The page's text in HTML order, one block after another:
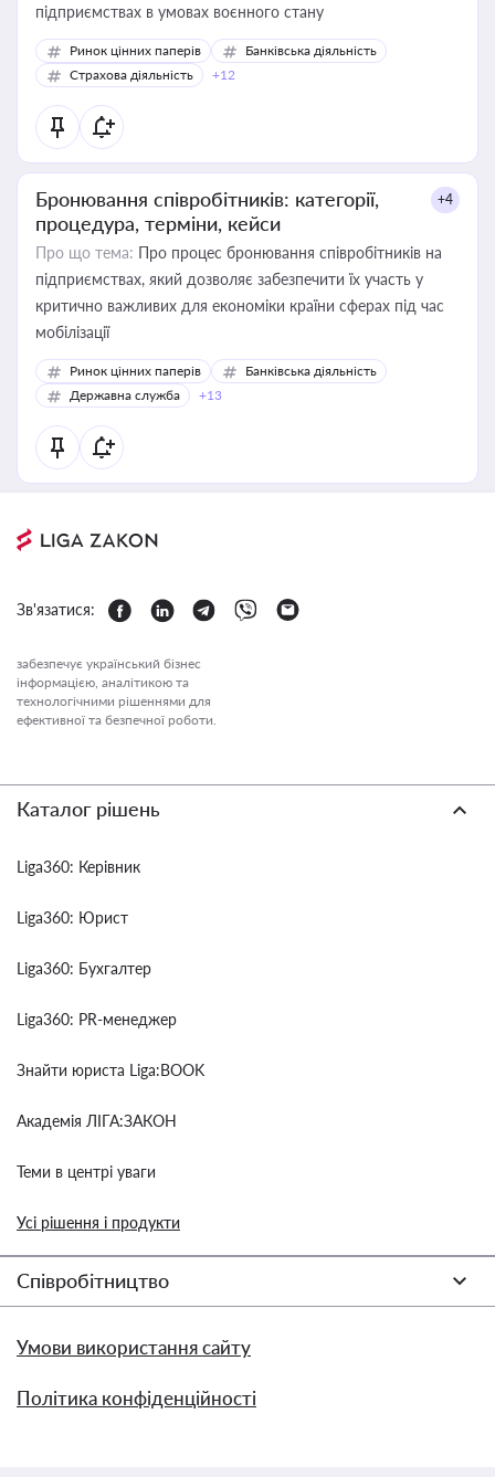
підприємствах в умовах воєнного стану
Ринок цінних паперів
Банківська діяльність
Страхова діяльність
+12
Бронювання співробітників: категорії,
процедура, терміни, кейси
+4
Про що тема: Про процес бронювання співробітників на
підприємствах, який дозволяє забезпечити їх участь у
критично важливих для економіки країни сферах під час
мобілізації
Ринок цінних паперів
Банківська діяльність
Державна служба
+13
Зв'язатися:
забезпечує український бізнес
інформацією, аналітикою та
технологічними рішеннями для
ефективної та безпечної роботи.
Каталог рішень
Liga360: Керівник
Liga360: Юрист
Liga360: Бухгалтер
Liga360: PR-менеджер
Знайти юриста Liga:BOOK
Академія ЛІГА:ЗАКОН
Теми в центрі уваги
Усі рішення і продукти
Співробітництво
Умови використання сайту
Політика конфіденційності